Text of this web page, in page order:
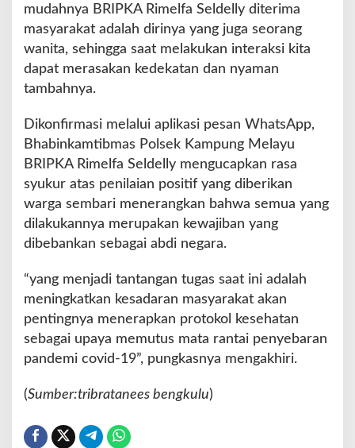
n
i
D
i
a
l
W
a
r
g
a
P
i
s
i
R
m
h
mudahnya BRIPKA Rimelfa Seldelly diterima
masyarakat adalah dirinya yang juga seorang
wanita, sehingga saat melakukan interaksi kita
dapat merasakan kedekatan dan nyaman
tambahnya.
Dikonfirmasi melalui aplikasi pesan WhatsApp,
Bhabinkamtibmas Polsek Kampung Melayu
BRIPKA Rimelfa Seldelly mengucapkan rasa
syukur atas penilaian positif yang diberikan
warga sembari menerangkan bahwa semua yang
dilakukannya merupakan kewajiban yang
dibebankan sebagai abdi negara.
“yang menjadi tantangan tugas saat ini adalah
meningkatkan kesadaran masyarakat akan
pentingnya menerapkan protokol kesehatan
sebagai upaya memutus mata rantai penyebaran
pandemi covid-19”, pungkasnya mengakhiri.
(Sumber:tribratanees bengkulu)